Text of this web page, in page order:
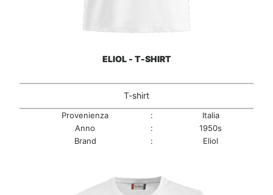
ELIOL - T-SHIRT
T-shirt
Provenienza :
Italia
Anno
:
1950s
Brand
: Eliol